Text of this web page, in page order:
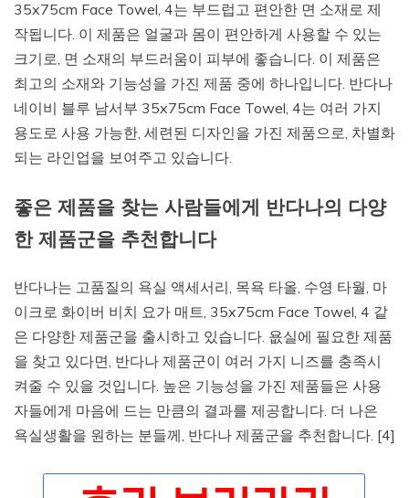
35x75cm Face Towel, 4는 부드럽고 편안한 면 소재로 제
작됩니다. 이 제품은 얼굴과 몸이 편안하게 사용할 수 있는
크기로, 면 소재의 부드러움이 피부에 좋습니다. 이 제품은
최고의 소재와 기능성을 가진 제품 중에 하나입니다. 반다나
네이비 블루 남서부 35x75cm Face Towel, 4는 여러 가지
용도로 사용 가능한, 세련된 디자인을 가진 제품으로, 차별화
되는 라인업을 보여주고 있습니다.
좋은 제품을 찾는 사람들에게 반다나의 다양
한 제품군을 추천합니다
반다나는 고품질의 욕실 액세서리, 목욕 타올, 수영 타월, 마
이크로 화이버 비치 요가 매트, 35x75cm Face Towel, 4 같
은 다양한 제품군을 출시하고 있습니다. 욦실에 필요한 제품
을 찾고 있다면, 반다나 제품군이 여러 가지 니즈를 충족시
켜줄 수 있을 것입니다. 높은 기능성을 가진 제품들은 사용
자들에게 마음에 드는 만큼의 결과를 제공합니다. 더 나은
욕실생활을 원하는 분들께, 반다나 제품군을 추천합니다. [4]